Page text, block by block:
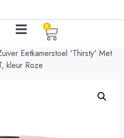
0
Eetkamerstoel 'Thirsty' Met
kleur Roze